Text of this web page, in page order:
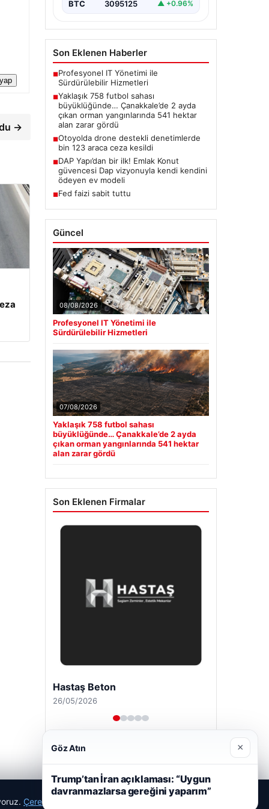
→
BTC 3095125 ▲ +0.96%
Son Eklenen Haberler
■Profesyonel IT Yönetimi ile
Sürdürülebilir Hizmetleri
■Yaklaşık 758 futbol sahası
büyüklüğünde… Çanakkale’de 2 ayda
çıkan orman yangınlarında 541 hektar
alan zarar gördü
■Otoyolda drone destekli denetimlerde
bin 123 araca ceza kesildi
■DAP Yapı’dan bir ilk! Emlak Konut
güvencesi Dap vizyonuyla kendi kendini
ödeyen ev modeli
■Fed faizi sabit tuttu
Güncel
08/08/2026
Profesyonel IT Yönetimi ile
Sürdürülebilir Hizmetleri
07/08/2026
Yaklaşık 758 futbol sahası
büyüklüğünde… Çanakkale’de 2 ayda
çıkan orman yangınlarında 541 hektar
alan zarar gördü
Son Eklenen Firmalar
Hastaş Beton
26/05/2026
Çerez Politikamız
Göz Atın ×
Trump’tan İran açıklaması: “Uygun
davranmazlarsa gereğini yaparım”